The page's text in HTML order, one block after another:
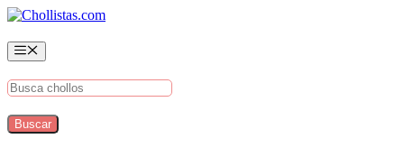
Saltar
contenido
Menú